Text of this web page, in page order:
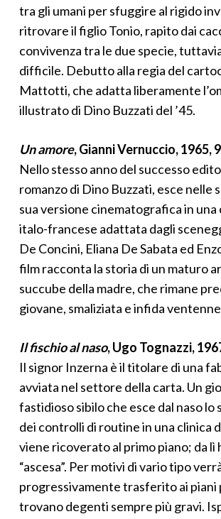
tra gli umani per sfuggire al rigido
ritrovare il figlio Tonio, rapito dai
convivenza tra le due specie,
difficile. Debutto alla regia del
Mattotti, che adatta liberamente
illustrato di Dino Buzzati del ’45.
Un amore,Gianni Vernuccio, 1965,
Nello stesso anno del successo
romanzo di Dino Buzzati, esce nelle
sua versione cinematografica in
italo-francese adattata dagli
De Concini, Eliana De Sabata ed
film racconta la storia di un maturo
succube della madre, che rimane
giovane, smaliziata e infida
Il fischio al naso,Ugo Tognazzi,
Il signor Inzerna è il titolare di una
avviata nel settore della carta. Un
fastidioso sibilo che esce dal naso lo
dei controlli di routine in una clinica
viene ricoverato al primo piano; da lì
“ascesa”. Per motivi di vario tipo
progressivamente trasferito ai piani
trovano degenti sempre più gravi.